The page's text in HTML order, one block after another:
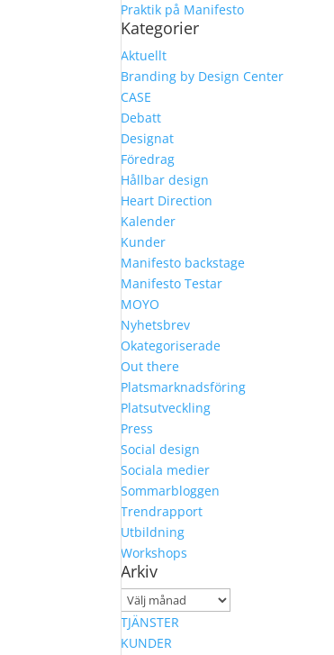
Praktik på Manifesto
Kategorier
Aktuellt
Branding by Design Center
CASE
Debatt
Designat
Föredrag
Hållbar design
Heart Direction
Kalender
Kunder
Manifesto backstage
Manifesto Testar
MOYO
Nyhetsbrev
Okategoriserade
Out there
Platsmarknadsföring
Platsutveckling
Press
Social design
Sociala medier
Sommarbloggen
Trendrapport
Utbildning
Workshops
Arkiv
Arkiv
TJÄNSTER
KUNDER